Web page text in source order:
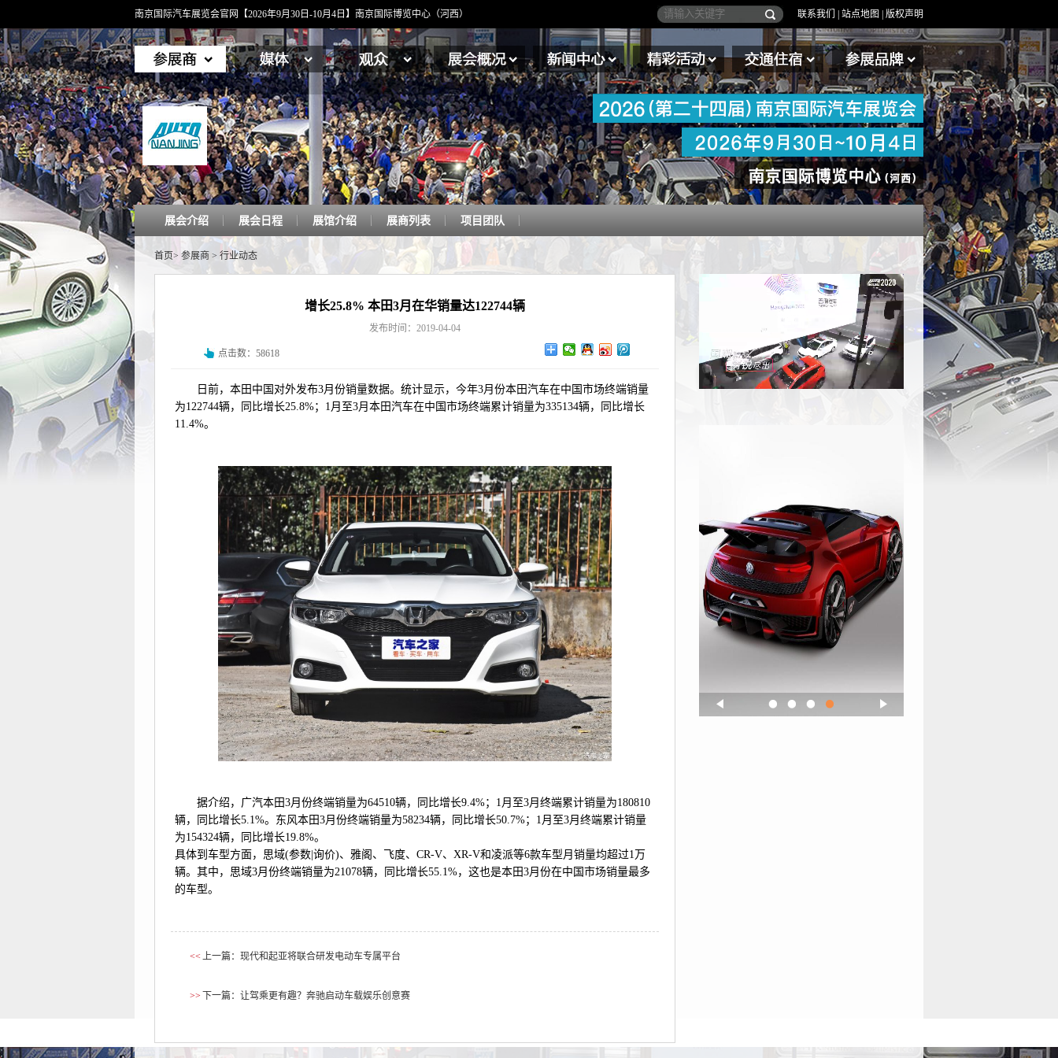
南京国际汽车展览会官网【2026年9月30日-10月4日】南京国际博览中心（河西） 联系我们 站点地图 版权声明
展会介绍 展会日程 展馆介绍 展商列表 项目团队
首页> 参展商 > 行业动态
增长25.8% 本田3月在华销量达122744辆
发布时间：2019-04-04
点击数：58618
日前，本田中国对外发布3月份销量数据。统计显示，今年3月份本田汽车在中国市场终端销量
为122744辆，同比增长25.8%；1月至3月本田汽车在中国市场终端累计销量为335134辆，同比增长
11.4%。
据介绍，广汽本田3月份终端销量为64510辆，同比增长9.4%；1月至3月终端累计销量为180810
辆，同比增长5.1%。东风本田3月份终端销量为58234辆，同比增长50.7%；1月至3月终端累计销量
为154324辆，同比增长19.8%。
具体到车型方面，思域(参数|询价)、雅阁、飞度、CR-V、XR-V和凌派等6款车型月销量均超过1万
辆。其中，思域3月份终端销量为21078辆，同比增长55.1%，这也是本田3月份在中国市场销量最多
的车型。
<<上一篇：现代和起亚将联合研发电动车专属平台
>> 下一篇：让驾乘更有趣？奔驰启动车载娱乐创意赛
1 2 3 4